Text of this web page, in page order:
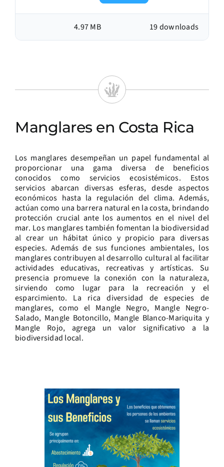
19 downloads
4.97 MB
Manglares en Costa Rica
Los manglares desempeñan un papel fundamental al
proporcionar una gama diversa de beneficios
conocidos como servicios ecosistémicos. Estos
servicios abarcan diversas esferas, desde aspectos
económicos hasta la regulación del clima. Además,
actúan como una barrera natural en la costa, brindando
protección crucial ante los aumentos en el nivel del
mar. Los manglares también fomentan la biodiversidad
al crear un hábitat único y propicio para diversas
especies. Además de sus funciones ambientales, los
manglares contribuyen al desarrollo cultural al facilitar
actividades educativas, recreativas y artísticas. Su
presencia promueve la conexión con la naturaleza,
sirviendo como lugar para la recreación y el
esparcimiento. La rica diversidad de especies de
manglares, como el Mangle Negro, Mangle Negro-
Salado, Mangle Botoncillo, Mangle Blanco-Mariquita y
Mangle Rojo, agrega un valor significativo a la
biodiversidad local.